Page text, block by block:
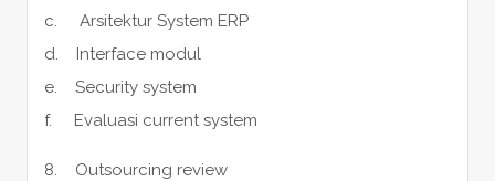
c. Arsitektur System ERP
d. Interface modul
e. Security system
f. Evaluasi current system
8. Outsourcing review